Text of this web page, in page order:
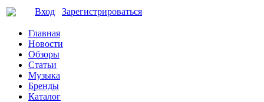
Вход Зарегистрироваться
Главная
Новости
Обзоры
Статьи
Музыка
Бренды
Каталог